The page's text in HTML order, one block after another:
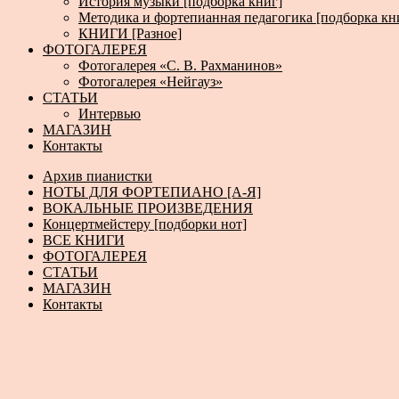
Методика и фортепианная педагогика [подборка
КНИГИ [Разное]
ФОТОГАЛЕРЕЯ
Фотогалерея «С. В. Рахманинов»
Фотогалерея «Нейгауз»
СТАТЬИ
Интервью
МАГАЗИН
Контакты
Архив пианистки
НОТЫ ДЛЯ ФОРТЕПИАНО [А-Я]
ВОКАЛЬНЫЕ ПРОИЗВЕДЕНИЯ
Концертмейстеру [подборки нот]
ВСЕ КНИГИ
ФОТОГАЛЕРЕЯ
СТАТЬИ
МАГАЗИН
Контакты